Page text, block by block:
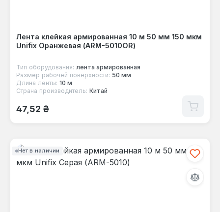
Лента клейкая армированная 10 м 50 мм 150 мкм
Unifix Оранжевая (ARM-5010OR)
Тип оборудования: лента армированная
Размер рабочей поверхности: 50 мм
Длина ленты: 10 м
Страна производитель: Китай
Обычная цена:
47,52 ₴
Нет в наличии